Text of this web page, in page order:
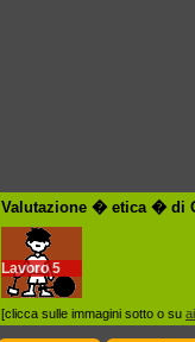
Valutazione � etica � di
Lavoro 5
[clicca sulle immagini sotto o su